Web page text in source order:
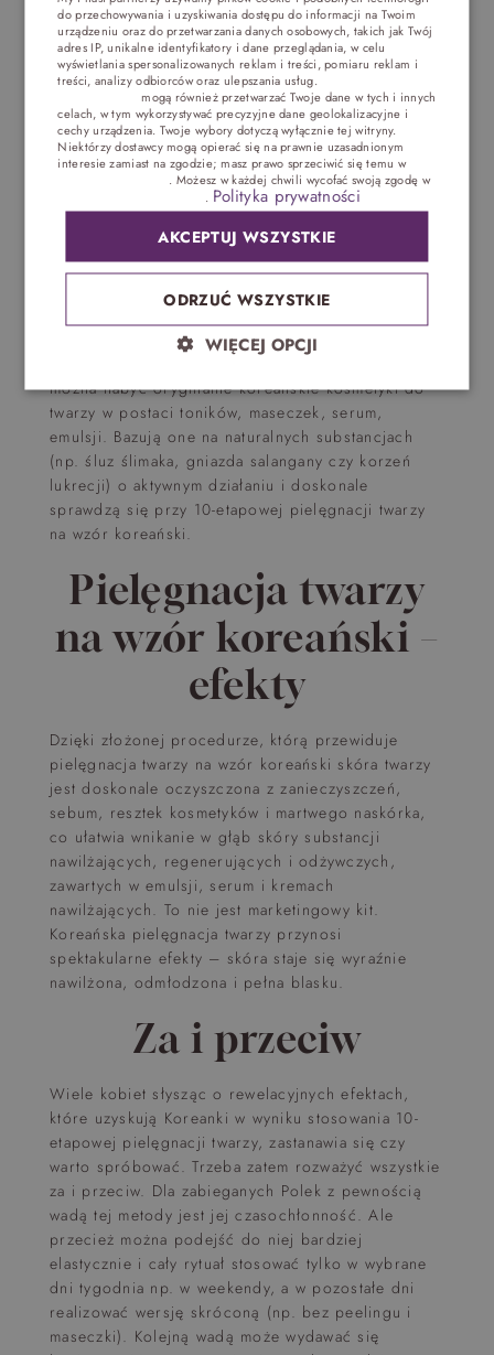
przeciwsłoneczna
Koreańska pielęgnacja twarzy kończy się
zapewnieniem skórze właściwej ochrony przed
działaniem promieni słonecznych, które
przyspieszają procesy starzenia. Na tym etapie
stosowane są kosmetyki do twarzy z filtrem SPF.
Jest to krok obowiązkowy!
Kosmetyki do
twarzy
można nabyć oryginalne koreańskie kosmetyki do
twarzy w postaci toników, maseczek, serum,
emulsji. Bazują one na naturalnych substancjach
(np. śluz ślimaka, gniazda salangany czy korzeń
lukrecji) o aktywnym działaniu i doskonale
sprawdzą się przy 10-etapowej pielęgnacji twarzy
na wzór koreański.
Pielęgnacja twarzy
na wzór koreański –
efekty
Dzięki złożonej procedurze, którą przewiduje
pielęgnacja twarzy na wzór koreański skóra twarzy
jest doskonale oczyszczona z zanieczyszczeń,
sebum, resztek kosmetyków i martwego naskórka,
co ułatwia wnikanie w głąb skóry substancji
nawilżających, regenerujących i odżywczych,
zawartych w emulsji, serum i kremach
nawilżających. To nie jest marketingowy kit.
Koreańska pielęgnacja twarzy przynosi
spektakularne efekty – skóra staje się wyraźnie
nawilżona, odmłodzona i pełna blasku.
Za i przeciw
Wiele kobiet słysząc o rewelacyjnych efektach,
które uzyskują Koreanki w wyniku stosowania 10-
etapowej pielęgnacji twarzy, zastanawia się czy
warto spróbować. Trzeba zatem rozważyć wszystkie
za i przeciw. Dla zabieganych Polek z pewnością
wadą tej metody jest jej czasochłonność. Ale
przecież można podejść do niej bardziej
elastycznie i cały rytuał stosować tylko w wybrane
dni tygodnia np. w weekendy, a w pozostałe dni
realizować wersję skróconą (np. bez peelingu i
maseczki). Kolejną wadą może wydawać się
POLISH
ENGLISH
GERMAN
CZECH
do przechowywania i uzyskiwania dostępu do informacji na Twoim
urządzeniu oraz do przetwarzania danych osobowych, takich jak Twój
adres IP, unikalne identyfikatory i dane przeglądania, w celu
wyświetlania spersonalizowanych reklam i treści, pomiaru reklam i
treści, analizy odbiorców oraz ulepszania usług.
mogą również przetwarzać Twoje dane w tych i innych
celach, w tym wykorzystywać precyzyjne dane geolokalizacyjne i
cechy urządzenia. Twoje wybory dotyczą wyłącznie tej witryny.
Niektórzy dostawcy mogą opierać się na prawnie uzasadnionym
interesie zamiast na zgodzie; masz prawo sprzeciwić się temu w
. Możesz w każdej chwili wycofać swoją zgodę w
. Polityka prywatności
AKCEPTUJ WSZYSTKIE
ODRZUĆ WSZYSTKIE
WIĘCEJ OPCJI